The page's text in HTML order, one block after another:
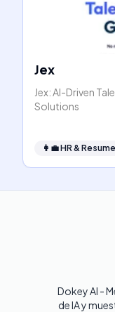
Jex
Jex: AI-Driven
Solutions
👩‍💼HR & Resume
Dokey AI -
de IA y